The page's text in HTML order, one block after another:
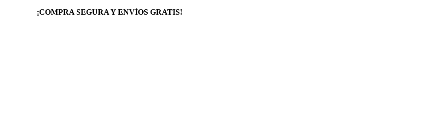
¡COMPRA SEGURA Y ENVÍOS GRATIS!